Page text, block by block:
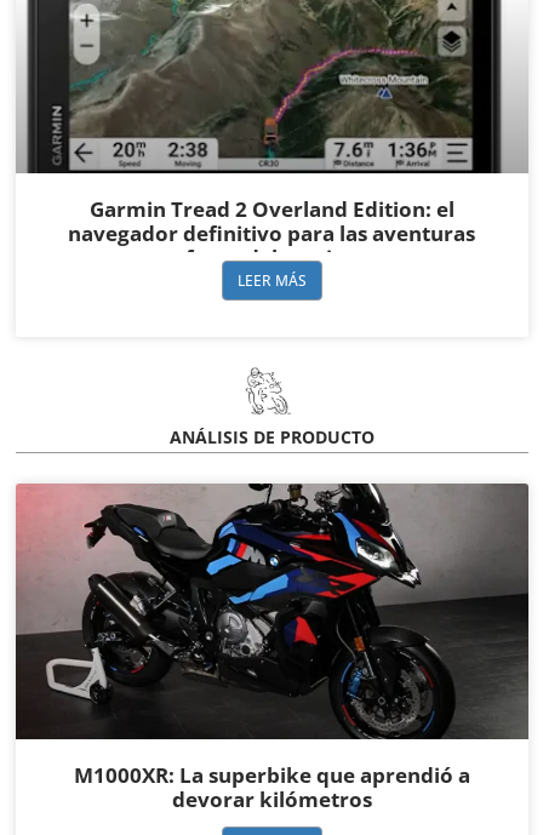
Garmin Tread 2 Overland Edition: el
navegador definitivo para las aventuras
fuera del camino
LEER MÁS
ANÁLISIS DE PRODUCTO
M1000XR: La superbike que aprendió a
devorar kilómetros